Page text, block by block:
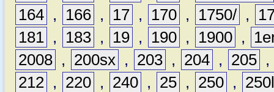
164 , 166 , 17 , 170 , 1750/ ,
181 , 183 , 19 , 190 , 1900 ,
2008 , 200sx , 203 , 204 , 205 ,
212 , 220 , 240 , 25 , 250 ,